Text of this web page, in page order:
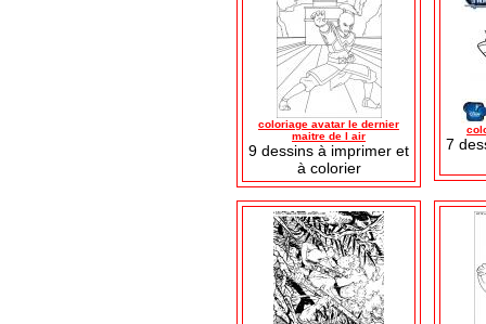
coloriage avatar le dernier
maitre de l air
9 dessins à imprimer et
à colorier
7